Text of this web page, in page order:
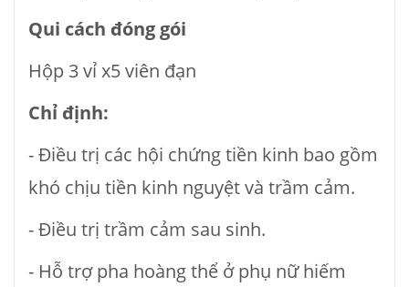
Qui cách đóng gói
Hộp 3 vỉ x5 viên đạn
Chỉ định:
- Điều trị các hội chứng tiền kinh bao gồm
khó chịu tiền kinh nguyệt và trầm cảm.
- Điều trị trầm cảm sau sinh.
- Hỗ trợ pha hoàng thể ở phụ nữ hiếm